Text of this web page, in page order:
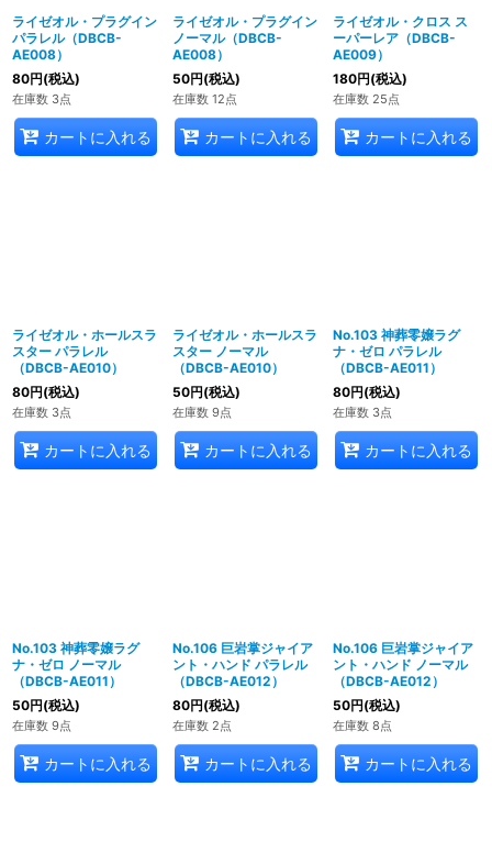
ライゼオル・プラグイン
パラレル（DBCB-
AE008）
80円(税込)
在庫数 3点
カートに入れる
ライゼオル・プラグイン
ノーマル（DBCB-
AE008）
50円(税込)
在庫数 12点
カートに入れる
ライゼオル・クロス ス
ーパーレア（DBCB-
AE009）
180円(税込)
在庫数 25点
カートに入れる
ライゼオル・ホールスラ
スター パラレル
（DBCB-AE010）
80円(税込)
在庫数 3点
カートに入れる
ライゼオル・ホールスラ
スター ノーマル
（DBCB-AE010）
50円(税込)
在庫数 9点
カートに入れる
No.103 神葬零嬢ラグ
ナ・ゼロ パラレル
（DBCB-AE011）
80円(税込)
在庫数 3点
カートに入れる
No.103 神葬零嬢ラグ
ナ・ゼロ ノーマル
（DBCB-AE011）
50円(税込)
在庫数 9点
カートに入れる
No.106 巨岩掌ジャイア
ント・ハンド パラレル
（DBCB-AE012）
80円(税込)
在庫数 2点
カートに入れる
No.106 巨岩掌ジャイア
ント・ハンド ノーマル
（DBCB-AE012）
50円(税込)
在庫数 8点
カートに入れる